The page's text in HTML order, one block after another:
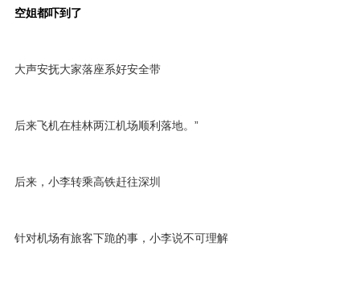
空姐都吓到了
大声安抚大家落座系好安全带
后来飞机在桂林两江机场顺利落地。”
后来，小李转乘高铁赶往深圳
针对机场有旅客下跪的事，小李说不可理解